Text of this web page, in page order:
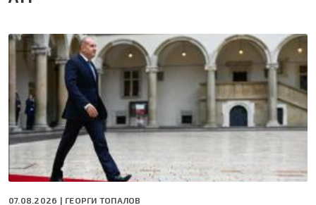
07.08.2026 | ГЕОРГИ ТОПАЛОВ